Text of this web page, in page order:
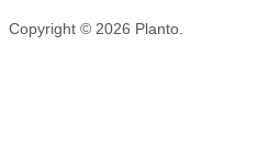
Copyright © 2026 Planto.